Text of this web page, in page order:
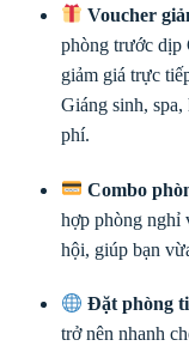
Voucher
phòng trước dịp
giảm giá trực
Giáng sinh,
phí.
Combo
hợp phòng nghỉ
hội, giúp bạn
Đặt phòng
trở nên nhanh